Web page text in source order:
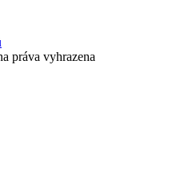
práva vyhrazena